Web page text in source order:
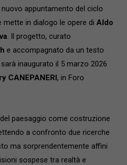
nuovo appuntamento del ciclo
mette in dialogo le opere di Aldo
. Il progetto, curato
e accompagnato da un testo
sarà inaugurato il 5 marzo 2026
CANEPANERI, in Foro
paesaggio come costruzione
a confronto due ricerche
ma sorprendentemente affini
sospese tra realtà e